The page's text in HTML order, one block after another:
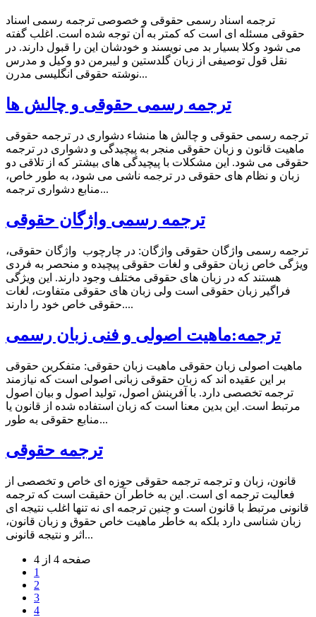
ترجمه اسناد رسمی حقوقی و خصوصی ترجمه رسمی اسناد
حقوقی مسئله ای است که کمتر به آن توجه شده است. اغلب گفته
می شود وکلا بسیار بد می نویسند و خودشان این را قبول دارند. در
نقل قول توصیفی از زبان گلدستین و لیبرمن دو وکیل و مدرس
نوشته حقوقی انگلیسی مدرن...
ترجمه رسمی حقوقی و چالش ها
ترجمه رسمی حقوقی و چالش ها منشاء دشواری در ترجمه حقوقی
ماهیت قانون و زبان حقوقی منجر به پیچیدگی و دشواری در ترجمه
حقوقی می شود. این مشکلات با پیچیدگی های بیشتر که از تلاقی دو
زبان و نظام های حقوقی در ترجمه ناشی می شود، به طور خاص،
منابع دشواری ترجمه...
ترجمه رسمی واژگان حقوقی
ترجمه رسمی واژگان حقوقی واژگان: در چارچوب واژگان حقوقی،
ویژگی خاص زبان حقوقی و لغات حقوقی پیچیده و منحصر به فردی
هستند که در زبان های حقوقی مختلف وجود دارند. این ویژگی
فراگیر زبان حقوقی است ولی زبان های حقوقی متفاوت، لغات
حقوقی خاص خود را دارند....
ترجمه:ماهیت اصولی و فنی زبان رسمی
ماهیت اصولی زبان حقوقی ماهیت زبان حقوقی: متفکرین حقوقی
بر این عقیده اند که زبان حقوقی زبانی اصولی است که نیازمند
ترجمه تخصصی دارد. با آفرینش اصول، تولید اصول و بیان اصول
مرتبط است. این بدین معنا است که زبان استفاده شده از قانون یا
منابع حقوقی به طور...
ترجمه حقوقی
قانون، زبان و ترجمه ترجمه حقوقی حوزه ای خاص و تخصصی از
فعالیت ترجمه ای است. این به خاطر آن حقیقت است که ترجمه
قانونی مرتبط با قانون است و چنین ترجمه ای نه تنها اغلب نتیجه ای
زبان شناسی دارد بلکه به خاطر ماهیت خاص حقوق و زبان قانون،
اثر و نتیجه قانونی...
صفحه 4 از 4
1
2
3
4